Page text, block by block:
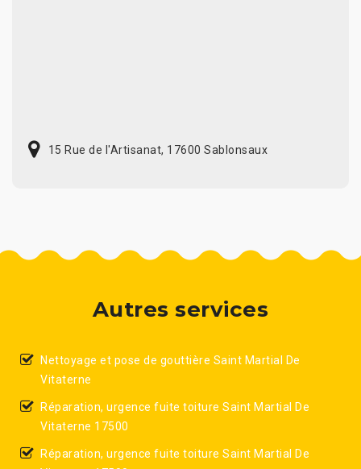
15 Rue de l'Artisanat, 17600 Sablonsaux
Autres services
Nettoyage et pose de gouttière Saint Martial De
Vitaterne
Réparation, urgence fuite toiture Saint Martial De
Vitaterne 17500
Réparation, urgence fuite toiture Saint Martial De